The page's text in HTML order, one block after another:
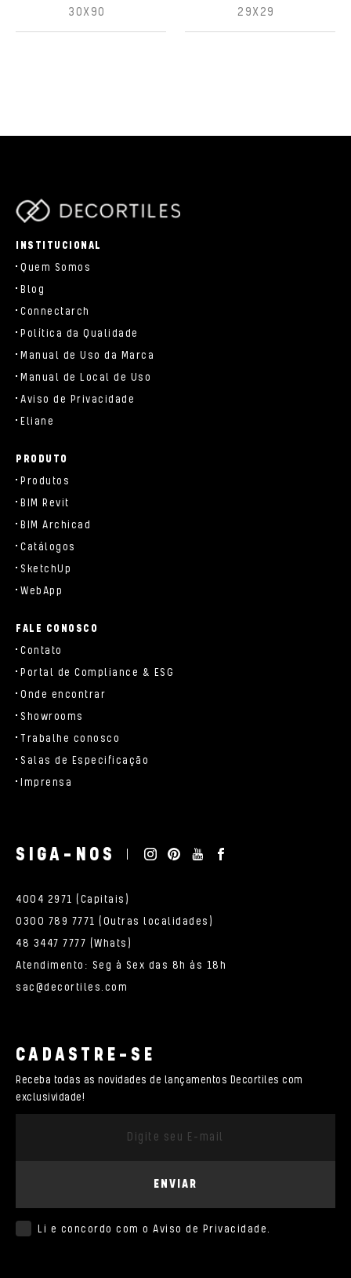
30X90
29X29
INSTITUCIONAL
Quem Somos
Blog
Connectarch
Política da Qualidade
Manual de Uso da Marca
Manual de Local de Uso
Aviso de Privacidade
Eliane
PRODUTO
Produtos
BIM Revit
BIM Archicad
Catálogos
SketchUp
WebApp
FALE CONOSCO
Contato
Portal de Compliance & ESG
Onde encontrar
Showrooms
Trabalhe conosco
Salas de Especificação
Imprensa
SIGA-NOS
4004 2971 (Capitais)
0300 789 7771 (Outras localidades)
48 3447 7777 (Whats)
Atendimento: Seg à Sex das 8h às 18h
sac@decortiles.com
CADASTRE-SE
Receba todas as novidades de lançamentos Decortiles com
exclusividade!
ENVIAR
Li e concordo com o Aviso de Privacidade.